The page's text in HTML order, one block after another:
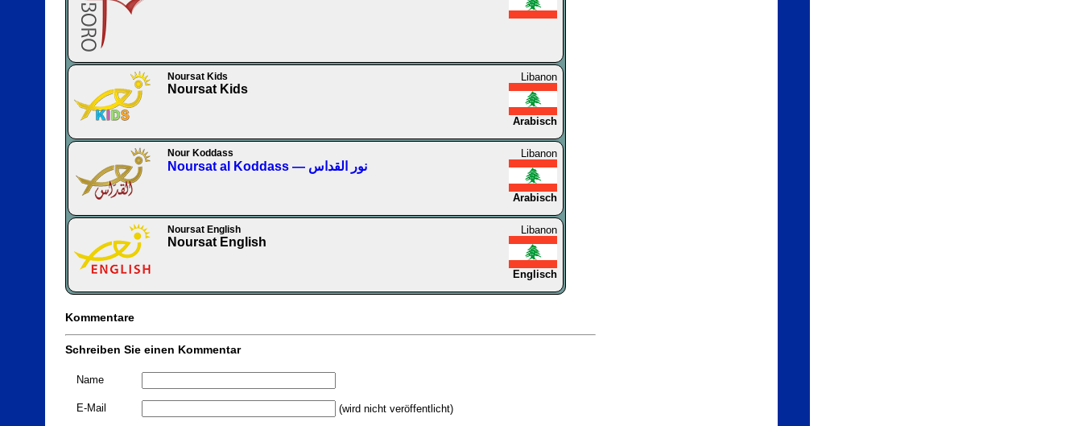
Libanon
Arabisch
Noursat Kids
Noursat Kids
Libanon
Arabisch
Nour Koddass
Noursat al Koddass — نور القداس
Libanon
Englisch
Noursat English
Noursat English
Kommentare
Schreiben Sie einen Kommentar
Name
E-Mail (wird nicht veröffentlicht)